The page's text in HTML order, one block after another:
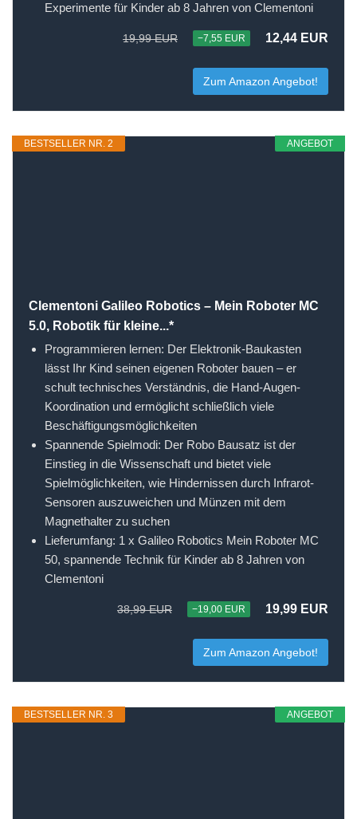
Experimente für Kinder ab 8 Jahren von Clementoni
19,99 EUR −7,55 EUR 12,44 EUR
Zum Amazon Angebot!
ANGEBOT
BESTSELLER NR. 2
Clementoni Galileo Robotics – Mein Roboter MC
5.0, Robotik für kleine...*
Programmieren lernen: Der Elektronik-Baukasten
lässt Ihr Kind seinen eigenen Roboter bauen – er
schult technisches Verständnis, die Hand-Augen-
Koordination und ermöglicht schließlich viele
Beschäftigungsmöglichkeiten
Spannende Spielmodi: Der Robo Bausatz ist der
Einstieg in die Wissenschaft und bietet viele
Spielmöglichkeiten, wie Hindernissen durch Infrarot-
Sensoren auszuweichen und Münzen mit dem
Magnethalter zu suchen
Lieferumfang: 1 x Galileo Robotics Mein Roboter MC
50, spannende Technik für Kinder ab 8 Jahren von
Clementoni
38,99 EUR −19,00 EUR 19,99 EUR
Zum Amazon Angebot!
ANGEBOT
BESTSELLER NR. 3